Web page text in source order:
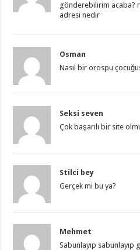
gönderebilirim acaba?
adresi nedir
Osman
Nasıl bir orospu
Seksi seven
Çok başarılı bir site
Stilci bey
Gerçek mi bu ya?
Mehmet
Sabunlayıp sabunlayıp